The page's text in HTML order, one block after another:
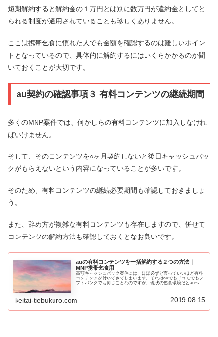
短期解約すると解約金の１万円とは別に数万円が違約金としてと
られる制度が適用されていることも珍しくありません。
ここは携帯乞食に慣れた人でも金額を確認するのは難しいポイン
トとなっているので、具体的に解約するにはいくらかかるのか聞
いておくことが大切です。
au契約の確認事項３ 有料コンテンツの継続期間
多くのMNP案件では、何かしらの有料コンテンツに加入しなけれ
ばいけません。
そして、そのコンテンツを○ヶ月契約しないと後日キャッシュバッ
クがもらえないという内容になっていることが多いです。
そのため、有料コンテンツの継続必要期間も確認しておきましょ
う。
また、辞め方が複雑な有料コンテンツも存在しますので、併せて
コンテンツの解約方法も確認しておくとなお良いです。
auの有料コンテンツを一括解約する２つの方法｜
MNP携帯乞食用
高額キャッシュバック案件には、ほぼ必ずと言っていいほど有料
コンテンツが付いてきてしまいます。それはauでもドコモでもソ
フトバンクでも同じことなのですが、現状の乞食環境だとauへ乗
keitai-tiebukuro.com 2019.08.15